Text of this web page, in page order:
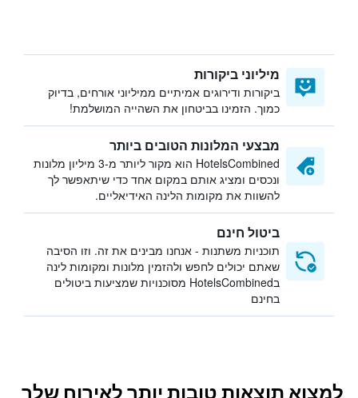
מיליוני ביקורות
ביקורות ודירוגים אמיתיים ממיליוני אורחים, בדיוק
כמוך. הזמינו בביטחון את השהייה המושלמת!
מבצעי המלונות הטובים ביותר
HotelsCombined הוא מקור ליותר מ-3 מיליון מלונות
ונכסים ומציג אותם במקום אחד כדי שיתאפשר לך
להשוות את מקומות הלינה האידיאליים.
ביטול חינם
תוכניות משתנות - אנחנו מבינים את זה. וזו הסיבה
שאתם יכולים לחפש ולהזמין מלונות ומקומות לינה
בHotelsCombined מסוכנויות שמציעות ביטולים
בחינם
למצוא תוצאות טובות יותר לאירוח שלך